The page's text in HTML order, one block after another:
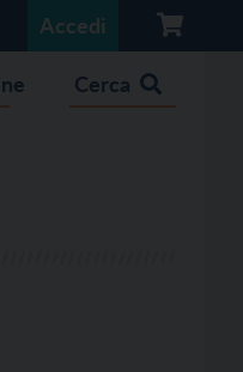
Accedi
Cerca